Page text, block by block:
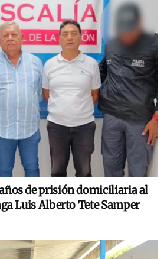
de prisión domiciliaria al
Luis Alberto Tete Samper